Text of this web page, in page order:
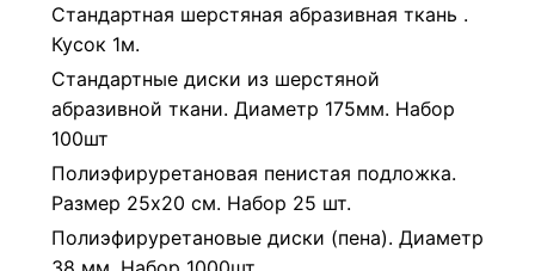
Стандартная шерстяная абразивная ткань .
Кусок 1м.
Стандартные диски из шерстяной
абразивной ткани. Диаметр 175мм. Набор
100шт
Полиэфируретановая пенистая подложка.
Размер 25х20 см. Набор 25 шт.
Полиэфируретановые диски (пена). Диаметр